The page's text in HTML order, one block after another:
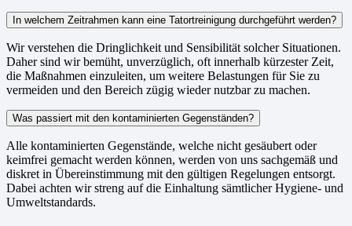
In welchem Zeitrahmen kann eine Tatortreinigung durchgeführt werden?
Wir verstehen die Dringlichkeit und Sensibilität solcher Situationen.
Daher sind wir bemüht, unverzüglich, oft innerhalb kürzester Zeit,
die Maßnahmen einzuleiten, um weitere Belastungen für Sie zu
vermeiden und den Bereich zügig wieder nutzbar zu machen.
Was passiert mit den kontaminierten Gegenständen?
Alle kontaminierten Gegenstände, welche nicht gesäubert oder
keimfrei gemacht werden können, werden von uns sachgemäß und
diskret in Übereinstimmung mit den gültigen Regelungen entsorgt.
Dabei achten wir streng auf die Einhaltung sämtlicher Hygiene- und
Umweltstandards.